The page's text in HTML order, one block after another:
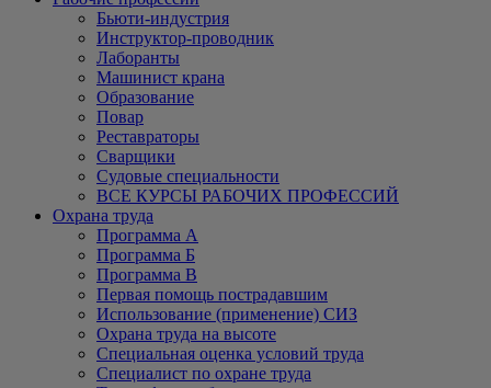
Бьюти-индустрия
Инструктор-проводник
Лаборанты
Машинист крана
Образование
Повар
Реставраторы
Сварщики
Судовые специальности
ВСЕ КУРСЫ РАБОЧИХ ПРОФЕССИЙ
Охрана труда
Программа А
Программа Б
Программа В
Первая помощь пострадавшим
Использование (применение) СИЗ
Охрана труда на высоте
Специальная оценка условий труда
Специалист по охране труда